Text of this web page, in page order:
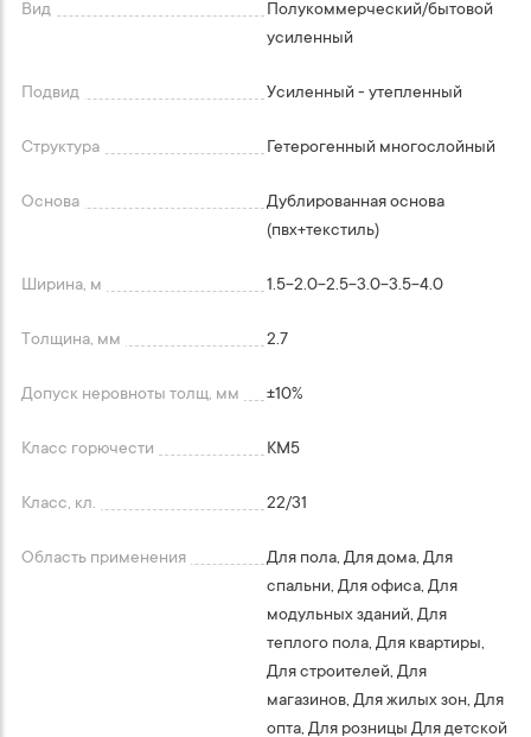
Вид
Полукоммерческий/бытовой
усиленный
Подвид Усиленный - утепленный
Структура Гетерогенный многослойный
Основа
Дублированная основа
(пвх+текстиль)
Ширина, м 1.5-2.0-2.5-3.0-3.5-4.0
Толщина, мм 2.7
Допуск неровноты толщ, мм +-10%
Класс горючести КМ5
Класс, кл. 22/31
Область применения
Для пола, Для дома, Для
спальни, Для офиса, Для
модульных зданий, Для
теплого пола, Для квартиры,
Для строителей, Для
магазинов, Для жилых зон, Для
опта, Для розницы Для детской